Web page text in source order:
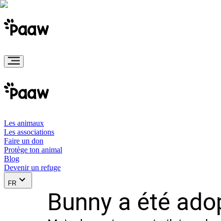
Les animaux
Les associations
Faire un don
Protège ton animal
Blog
Devenir un refuge
FR
Bunny a été